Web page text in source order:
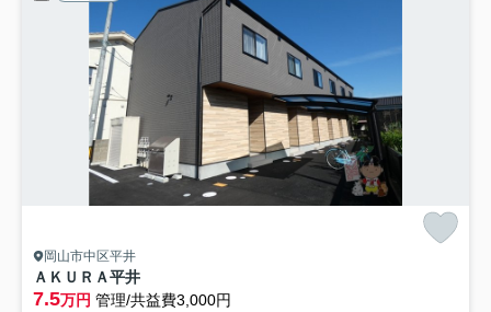
岡山市中区平井
ＡＫＵＲＡ平井
7.5万円 管理/共益費3,000円